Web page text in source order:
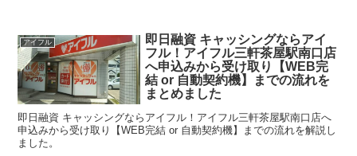
アイフル
即日融資 キャッシングならアイ
フル！アイフル三軒茶屋駅南口店
へ申込みから受け取り【WEB完
結 or 自動契約機】までの流れを
まとめました
即日融資 キャッシングならアイフル！アイフル三軒茶屋駅南口店へ
申込みから受け取り【WEB完結 or 自動契約機】までの流れを解説し
ました。